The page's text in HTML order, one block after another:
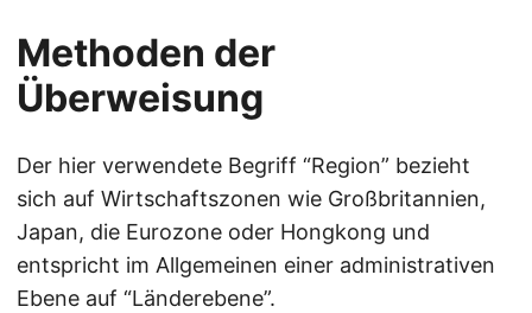
Methoden der
Überweisung
Der hier verwendete Begriff “Region” bezieht
sich auf Wirtschaftszonen wie Großbritannien,
Japan, die Eurozone oder Hongkong und
entspricht im Allgemeinen einer administrativen
Ebene auf “Länderebene”.